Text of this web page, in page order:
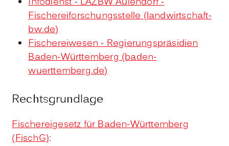
Fischereiforschungsstelle (landwirtschaft-
bw.de)
Fischereiwesen - Regierungspräsidien
Baden-Württemberg (baden-
wuerttemberg.de)
Rechtsgrundlage
Fischereigesetz für Baden-Württemberg
(FischG):